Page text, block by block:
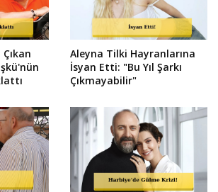
Aleyna Tilki Hayranlarına
İsyan Etti: "Bu Yıl Şarkı
Çıkmayabilir"